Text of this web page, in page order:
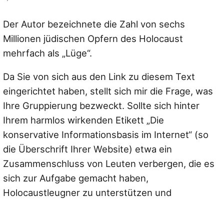
Der Autor bezeichnete die Zahl von sechs
Millionen jüdischen Opfern des Holocaust
mehrfach als „Lüge“.
Da Sie von sich aus den Link zu diesem Text
eingerichtet haben, stellt sich mir die Frage, was
Ihre Gruppierung bezweckt. Sollte sich hinter
Ihrem harmlos wirkenden Etikett „Die
konservative Informationsbasis im Internet“ (so
die Überschrift Ihrer Website) etwa ein
Zusammenschluss von Leuten verbergen, die es
sich zur Aufgabe gemacht haben,
Holocaustleugner zu unterstützen und